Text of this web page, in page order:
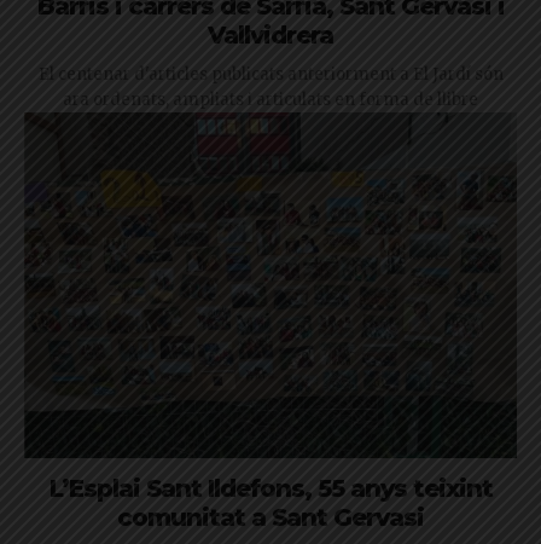
Barris i carrers de Sarrià, Sant Gervasi i
Vallvidrera
El centenar d'articles publicats anteriorment a El Jardí són
ara ordenats, ampliats i articulats en forma de llibre
L’Esplai Sant Ildefons, 55 anys teixint
comunitat a Sant Gervasi